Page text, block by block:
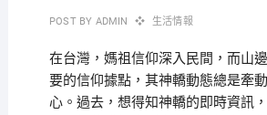
POST BY ADMIN 生活情報
在台灣，媽祖信仰深入民間，而山
要的信仰據點，其神轎動態總是牽
心。過去，想得知神轎的即時資訊